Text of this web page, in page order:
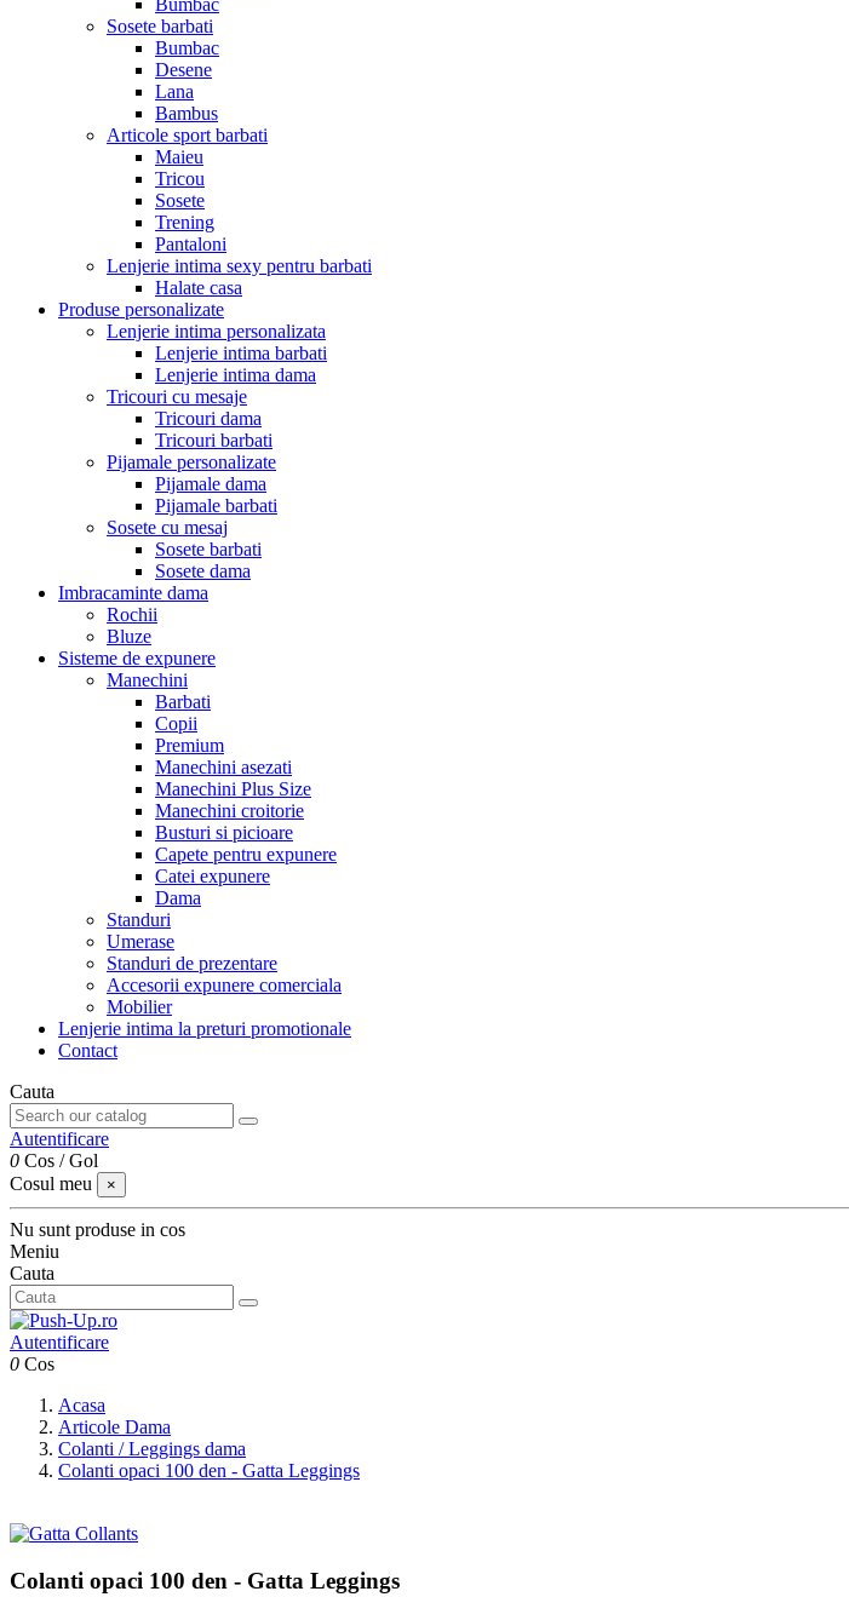
Bumbac
Sosete barbati
Bumbac
Desene
Lana
Bambus
Articole sport barbati
Maieu
Tricou
Sosete
Trening
Pantaloni
Lenjerie intima sexy pentru barbati
Halate casa
Produse personalizate
Lenjerie intima personalizata
Lenjerie intima barbati
Lenjerie intima dama
Tricouri cu mesaje
Tricouri dama
Tricouri barbati
Pijamale personalizate
Pijamale dama
Pijamale barbati
Sosete cu mesaj
Sosete barbati
Sosete dama
Imbracaminte dama
Rochii
Bluze
Sisteme de expunere
Manechini
Barbati
Copii
Premium
Manechini asezati
Manechini Plus Size
Manechini croitorie
Busturi si picioare
Capete pentru expunere
Catei expunere
Dama
Standuri
Umerase
Standuri de prezentare
Accesorii expunere comerciala
Mobilier
Lenjerie intima la preturi promotionale
Contact
Cauta
Autentificare
0 Cos /Gol
Cosul meu
×
Nu sunt produse in cos
Meniu
Cauta
Autentificare
0 Cos
Acasa
Articole Dama
Colanti / Leggings dama
Colanti opaci 100 den - Gatta Leggings
Colanti opaci 100 den - Gatta Leggings